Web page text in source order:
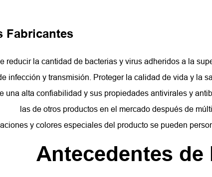
Fabricantes
reducir la cantidad de bacterias y virus adheridos a la
infección y transmisión. Proteger la calidad de vida y la
una alta confiabilidad y sus propiedades antivirales y
las de otros productos en el mercado después de
y colores especiales del producto se pueden
Antecedentes de